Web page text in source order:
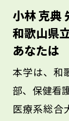
ため、迷い
しました。
出会いまし
したが、
につながっ
が描けなく
小林 克典
和歌山県
あなたは
本学は、和
部、保健看
医療系総合